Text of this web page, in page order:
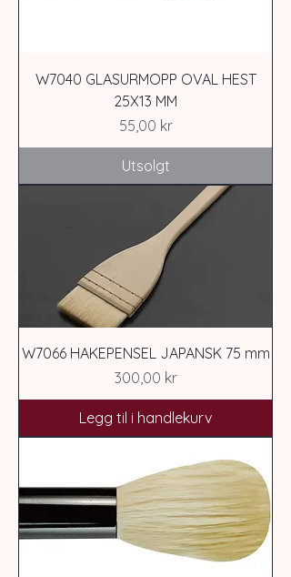
W7040 GLASURMOPP OVAL HEST
25X13 MM
Pris
55,00 kr
Utsolgt
W7066 HAKEPENSEL JAPANSK 75 mm
Pris
300,00 kr
Legg til i handlekurv